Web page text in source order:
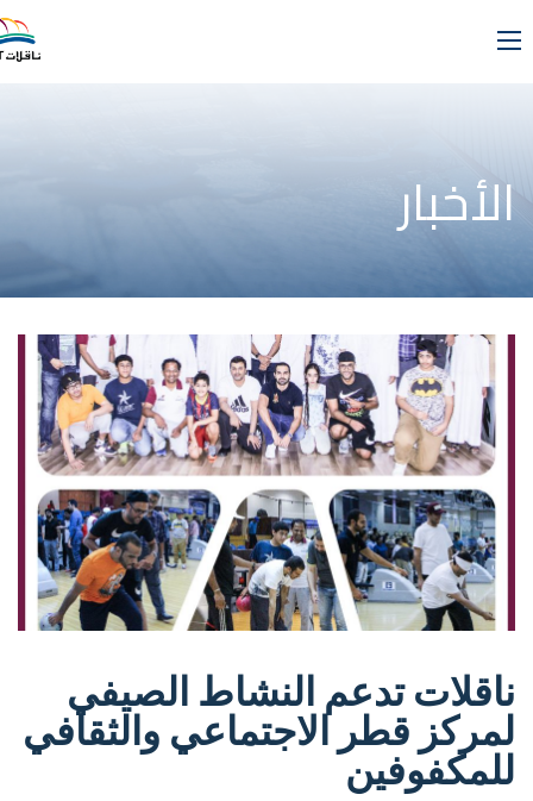
الأخبار
ناقلات تدعم النشاط الصيفي
لمركز قطر الاجتماعي والثقافي
للمكفوفين